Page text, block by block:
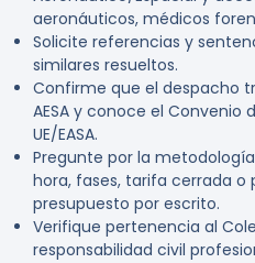
aeronáuticos, médicos
Solicite referencias y
similares resueltos.
Confirme que el despacho
AESA y conoce el Convenio
UE/EASA.
Pregunte por la
hora, fases, tarifa cerrada o
presupuesto por escrito.
Verifique pertenencia al
responsabilidad civil